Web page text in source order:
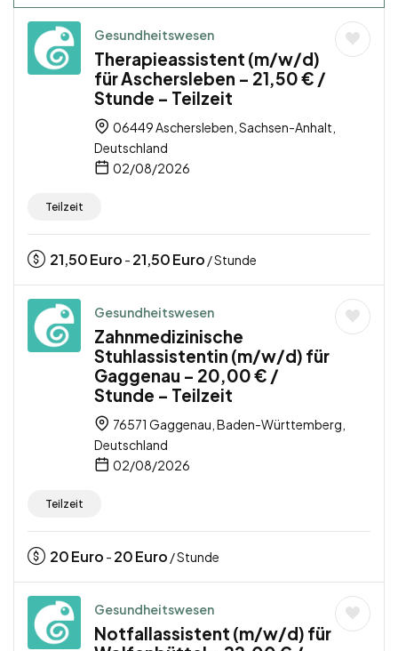
Gesundheitswesen
Therapieassistent (m/w/d)
für Aschersleben – 21,50 € /
Stunde – Teilzeit
06449 Aschersleben, Sachsen-Anhalt,
Deutschland
02/08/2026
Teilzeit
21,50Euro - 21,50Euro / Stunde
Gesundheitswesen
Zahnmedizinische
Stuhlassistentin (m/w/d) für
Gaggenau – 20,00 € /
Stunde – Teilzeit
76571 Gaggenau, Baden-Württemberg,
Deutschland
02/08/2026
Teilzeit
20Euro - 20Euro / Stunde
Gesundheitswesen
Notfallassistent (m/w/d) für